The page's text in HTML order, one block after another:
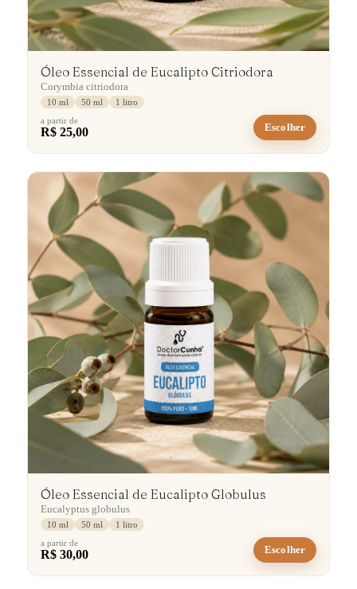
Óleo Essencial de Eucalipto Citriodora
Corymbia citriodora
10 ml 50 ml
1 litro
a partir de
R$ 25,00 Escolher
Óleo Essencial de Eucalipto Globulus
Eucalyptus globulus
10 ml 50 ml
1 litro
a partir de
R$ 30,00 Escolher